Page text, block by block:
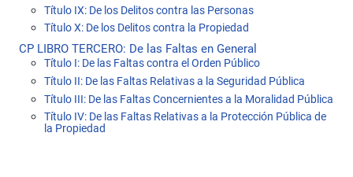
Título IX: De los Delitos contra las Personas
Título X: De los Delitos contra la Propiedad
CP LIBRO TERCERO: De las Faltas en General
Título I: De las Faltas contra el Orden Público
Título II: De las Faltas Relativas a la Seguridad Pública
Título III: De las Faltas Concernientes a la Moralidad Pública
Título IV: De las Faltas Relativas a la Protección Pública de
la Propiedad